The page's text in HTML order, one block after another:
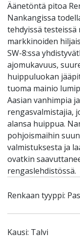
Äänetöntä pitoa
Nankangissa
tehdyissä
markkinoiden
SW-8:ssa
ajomukavuus,
huippuluokan
tuoma mainio
Aasian vanhimpia
rengasvalmistajia,
alansa huippua.
pohjoismaihin
valmistuksesta ja
ovatkin
rengaslehdistössä.
Renkaan tyyppi:
Kausi: Talvi